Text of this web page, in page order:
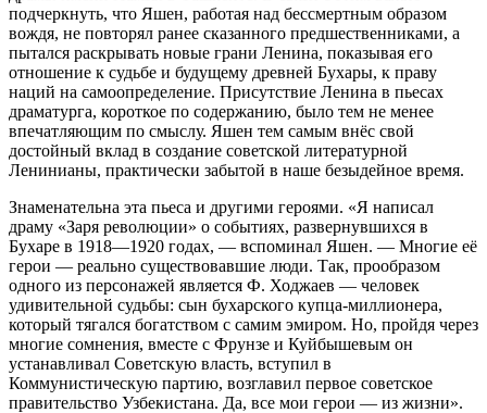
подчеркнуть, что Яшен, работая над бессмертным образом
вождя, не повторял ранее сказанного предшественниками, а
пытался раскрывать новые грани Ленина, показывая его
отношение к судьбе и будущему древней Бухары, к праву
наций на самоопределение. Присутствие Ленина в пьесах
драматурга, короткое по содержанию, было тем не менее
впечатляющим по смыслу. Яшен тем самым внёс свой
достойный вклад в создание советской литературной
Ленинианы, практически забытой в наше безыдейное время.
Знаменательна эта пьеса и другими героями. «Я написал
драму «Заря революции» о событиях, развернувшихся в
Бухаре в 1918—1920 годах, — вспоминал Яшен. — Многие её
герои — реально существовавшие люди. Так, прообразом
одного из персонажей является Ф. Ходжаев — человек
удивительной судьбы: сын бухарского купца-миллионера,
который тягался богатством с самим эмиром. Но, пройдя через
многие сомнения, вместе с Фрунзе и Куйбышевым он
устанавливал Советскую власть, вступил в
Коммунистическую партию, возглавил первое советское
правительство Узбекистана. Да, все мои герои — из жизни».